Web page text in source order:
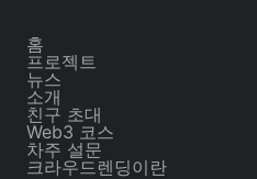
홈
프로젝트
뉴스
소개
친구 초대
Web3 코스
차주 설문
크라우드렌딩이란